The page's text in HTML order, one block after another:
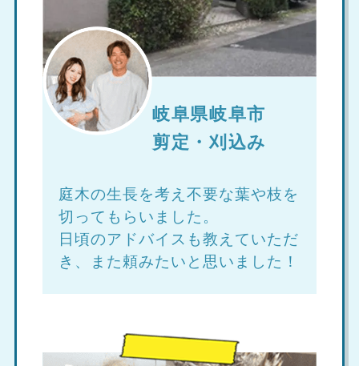
岐阜県岐阜市
剪定・刈込み
庭木の生長を考え不要な葉や枝を
切ってもらいました。
日頃のアドバイスも教えていただ
き、また頼みたいと思いました！